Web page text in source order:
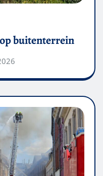
buitenterrein